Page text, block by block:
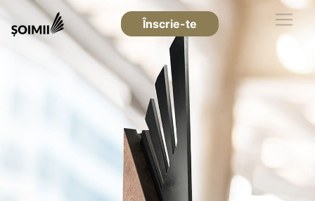
Înscrie-te